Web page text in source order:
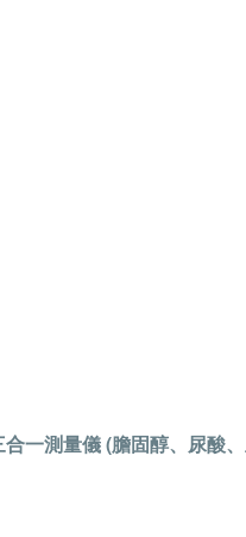
一測量儀 (膽固醇、尿酸